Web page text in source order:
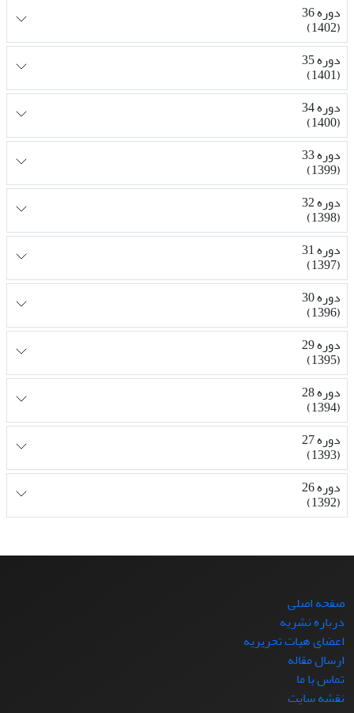
دوره 36
(1402)
دوره 35
(1401)
دوره 34
(1400)
دوره 33
(1399)
دوره 32
(1398)
دوره 31
(1397)
دوره 30
(1396)
دوره 29
(1395)
دوره 28
(1394)
دوره 27
(1393)
دوره 26
(1392)
صفحه اصلی
درباره نشریه
اعضای هیات تحریریه
ارسال مقاله
تماس با ما
نقشه سایت